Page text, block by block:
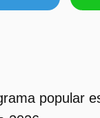
popular